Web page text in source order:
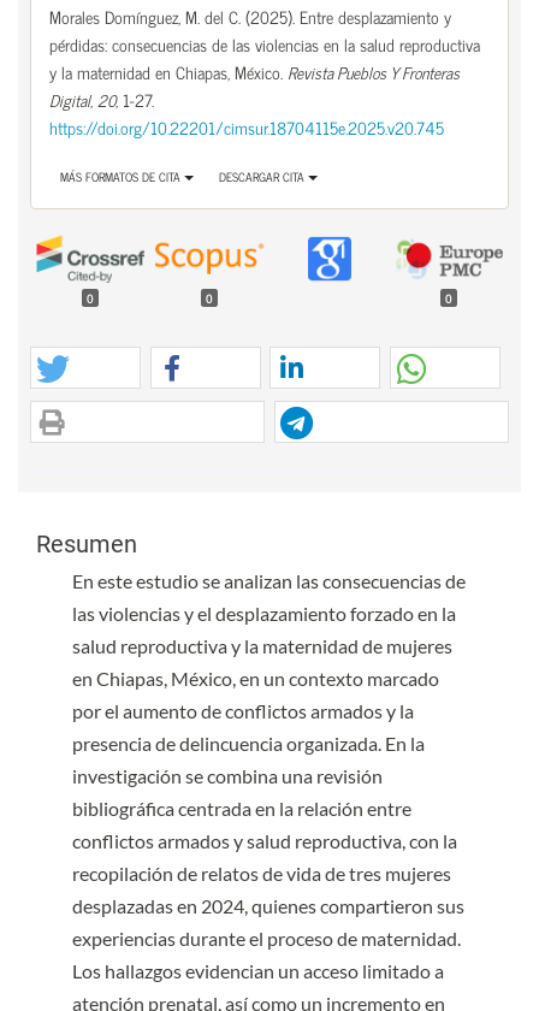
Morales Domínguez, M. del C. (2025). Entre desplazamiento y
pérdidas: consecuencias de las violencias en la salud reproductiva
y la maternidad en Chiapas, México. Revista Pueblos Y Fronteras
Digital,20, 1-27.
https://doi.org/10.22201/cimsur.18704115e.2025.v20.745
MÁS FORMATOS DE CITA DESCARGAR CITA
0 0 0
Resumen
En este estudio se analizan las consecuencias de
las violencias y el desplazamiento forzado en la
salud reproductiva y la maternidad de mujeres
en Chiapas, México, en un contexto marcado
por el aumento de conflictos armados y la
presencia de delincuencia organizada. En la
investigación se combina una revisión
bibliográfica centrada en la relación entre
conflictos armados y salud reproductiva, con la
recopilación de relatos de vida de tres mujeres
desplazadas en 2024, quienes compartieron sus
experiencias durante el proceso de maternidad.
Los hallazgos evidencian un acceso limitado a
atención prenatal, así como un incremento en